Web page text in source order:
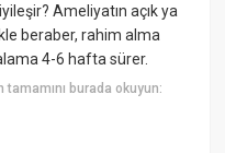
Ameliyatın açık ya
beraber, rahim alma
4-6 hafta sürer.
tamamını burada okuyun: